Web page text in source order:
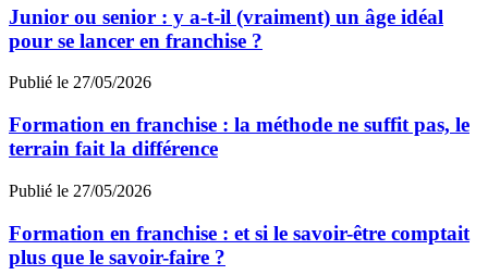
Junior ou senior : y a-t-il (vraiment) un âge idéal
pour se lancer en franchise ?
Publié le 27/05/2026
Formation en franchise : la méthode ne suffit pas, le
terrain fait la différence
Publié le 27/05/2026
Formation en franchise : et si le savoir-être comptait
plus que le savoir-faire ?